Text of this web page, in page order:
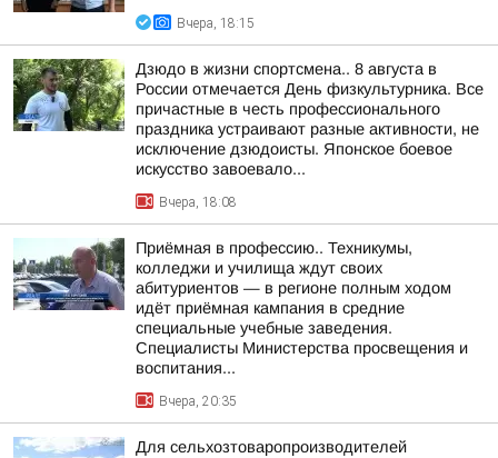
Вчера, 18:15
Дзюдо в жизни спортсмена.. 8 августа в
России отмечается День физкультурника. Все
причастные в честь профессионального
праздника устраивают разные активности, не
исключение дзюдоисты. Японское боевое
искусство завоевало...
Вчера, 18:08
Приёмная в профессию.. Техникумы,
колледжи и училища ждут своих
абитуриентов — в регионе полным ходом
идёт приёмная кампания в средние
специальные учебные заведения.
Специалисты Министерства просвещения и
воспитания...
Вчера, 20:35
Для сельхозтоваропроизводителей